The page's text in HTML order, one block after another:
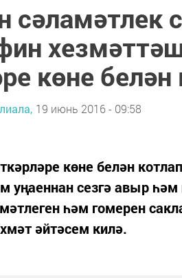
сәламәтлек
көне
19 июнь 2016 - 09:58
көне белән
уңаеннан сезгә авыр һәм
һәм гомерен
әйтәсем килә.